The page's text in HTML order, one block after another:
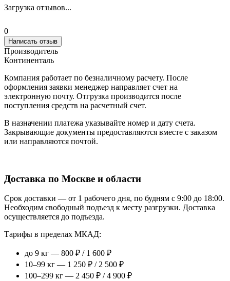
Загрузка отзывов...
0
Написать отзыв
Производитель
Континенталь
Компания работает по безналичному расчету. После
оформления заявки менеджер направляет счет на
электронную почту. Отгрузка производится после
поступления средств на расчетный счет.
В назначении платежа указывайте номер и дату счета.
Закрывающие документы предоставляются вместе с заказом
или направляются почтой.
Доставка по Москве и области
Срок доставки — от 1 рабочего дня, по будням с 9:00 до 18:00.
Необходим свободный подъезд к месту разгрузки. Доставка
осуществляется до подъезда.
Тарифы в пределах МКАД:
до 9 кг — 800 ₽ / 1 600 ₽
10–99 кг — 1 250 ₽ / 2 500 ₽
100–299 кг — 2 450 ₽ / 4 900 ₽